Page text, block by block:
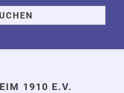
1910 E.V.